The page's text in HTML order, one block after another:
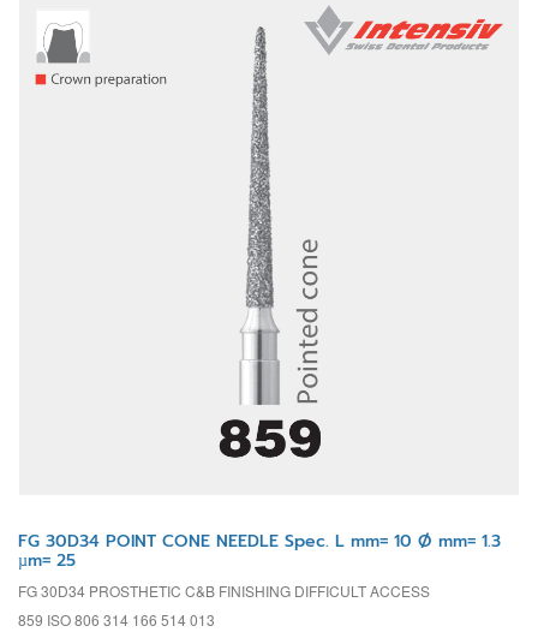
FG 30D34 POINT CONE NEEDLE Spec. L mm= 10 Ø mm= 1.3
µm= 25
FG 30D34 PROSTHETIC C&B FINISHING DIFFICULT ACCESS
859 ISO 806 314 166 514 013